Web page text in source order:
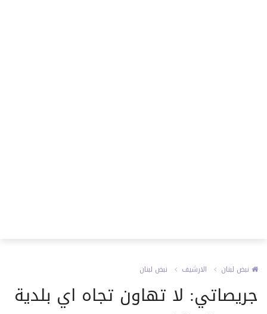
نبض لبنان الارشيف نبض لبنان
جريصاتي: لا تهاون تجاه اي بلدية